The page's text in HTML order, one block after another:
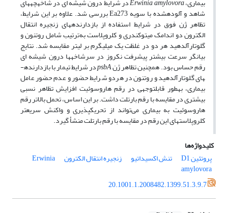
بیماری،Erwinia amylovoraدر شرایط درون شیشه ای در شاخه­چه­های
شاهد و آلوده­شده با سویه Ea273 بررسی شد. علاوه بر این شرایط،
تظاهر ژن فوق در شرایط استفاده از بازدارنده­های­ زنجیره­ انتقال
الکترون دو اندامک میتوکندری و کلروپلاست به‌ترتیب شامل روتنون و
گلوتارآلدهید هر دو در غلظت یک میلی­گرم بر لیتر مقایسه شد. نتایج
بیانگر سرعت بیش­تر پیشرفت نکروز در سرشاخه­ها درون شیشه ای
رقم حساس بود. همچنین تظاهر ژنpsbAدر شرایط تیمار با بازدارنده­
های گلوتارآلدهید و روتنون در هردو شرایط حضور و عدم حضور عامل
بیماری، به­طور قابل­توجهی در رقم هاروسوئیت افزایش تظاهر نسبی
بیش­تری در مقایسه با رقم بارتلت داشت. بر این اساس، تحمل بالاتر رقم
هاروسوئیت به بیماری می‌تواند از تحریک­پذیری و واکنش سریع­تر
کلروپلاست­های این رقم در مقایسه با رقم بارتلت منشأ گیرد.
کلیدواژه‌ها
پروتئین ‏D1‎
تنش اکسیداتیو زنجیره انتقال الکترون ‏Erwinia
amylovora
20.1001.1.2008482.1399.51.3.9.7